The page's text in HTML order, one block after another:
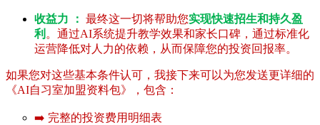
收益力 ： 最终这一切将帮助您实现快速招生和持久盈
利 。通过AI系统提升教学效果和家长口碑，通过标准化
运营降低对人力的依赖，从而保障您的投资回报率。
如果您对这些基本条件认可，我接下来可以为您发送更详细的
《AI自习室加盟资料包》，包含：
➡️ 完整的投资费用明细表